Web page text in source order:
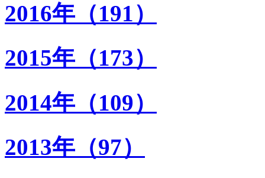
2016年（191）
2015年（173）
2014年（109）
2013年（97）